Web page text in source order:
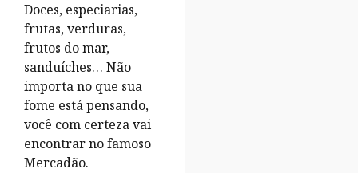
Doces, especiarias,
frutas, verduras,
frutos do mar,
sanduíches… Não
importa no que sua
fome está pensando,
você com certeza vai
encontrar no famoso
Mercadão.